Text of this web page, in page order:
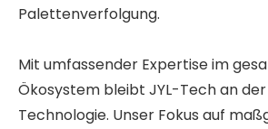
Palettenverfolgung.
Mit umfassender Expertise im
Ökosystem bleibt JYL-Tech an
Technologie. Unser Fokus auf